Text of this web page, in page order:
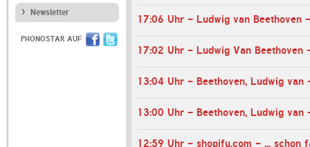
Newsletter
PHONOSTAR AUF
17:06 Uhr - Ludwig van Beethoven
13:04 Uhr - Beethoven, Ludwig